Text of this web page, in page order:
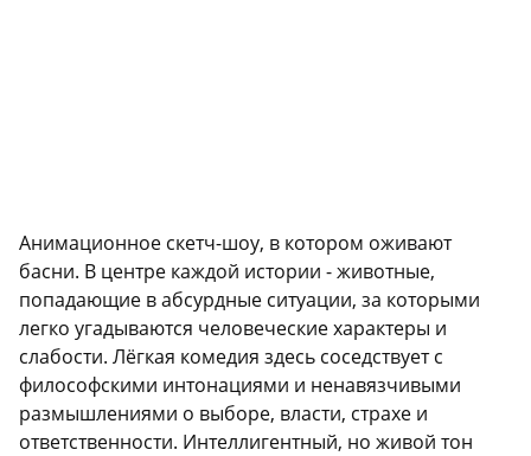
Анимационное скетч-шоу, в котором оживают
басни. В центре каждой истории - животные,
попадающие в абсурдные ситуации, за которыми
легко угадываются человеческие характеры и
слабости. Лёгкая комедия здесь соседствует с
философскими интонациями и ненавязчивыми
размышлениями о выборе, власти, страхе и
ответственности. Интеллигентный, но живой тон